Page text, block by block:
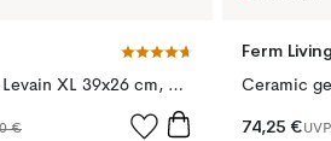
Nordwik Brotform Levain XL 39x26 cm, Schwarz
€
Ferm
Ceramic
74,25 €